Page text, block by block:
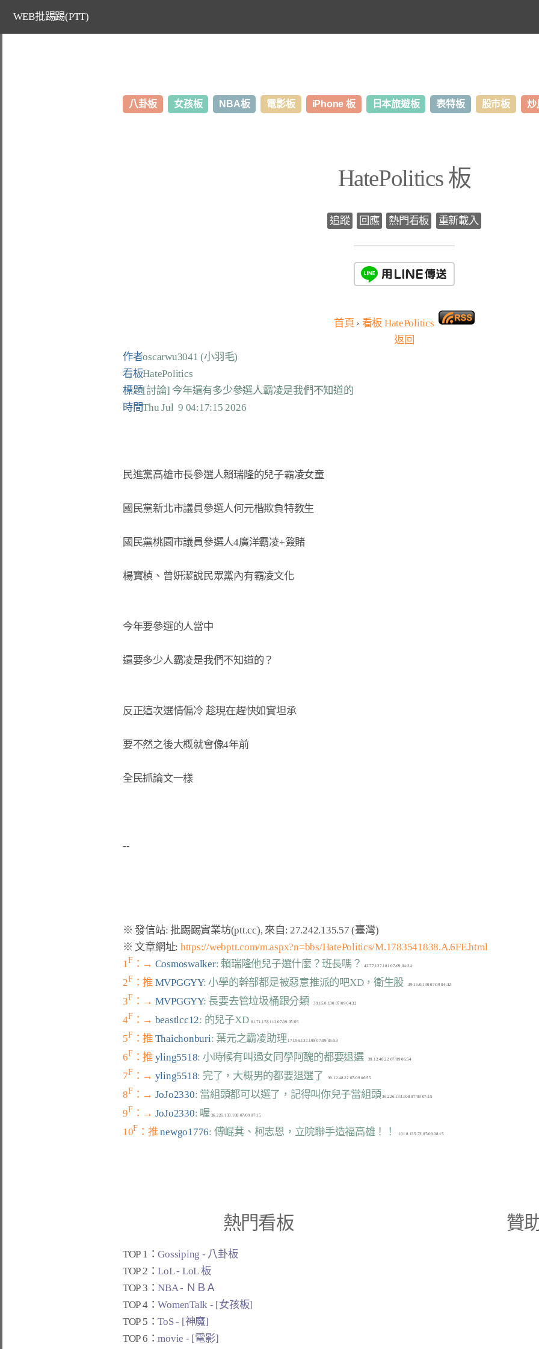
WEB批踢踢(PTT)
八卦板 女孩板 NBA板 電影板 iPhone 板 日本旅遊板 表特板 股市板 炒
HatePolitics 板
追蹤 回應 熱門看板 重新載入
首頁 › 看板 HatePolitics
返回
作者oscarwu3041 (小羽毛)
看板HatePolitics
標題[討論] 今年還有多少參選人霸凌是我們不知道的
時間Thu Jul  9 04:17:15 2026
民進黨高雄市長參選人賴瑞隆的兒子霸凌女童
國民黨新北市議員參選人何元楷欺負特教生
國民黨桃園市議員參選人4廣洋霸凌+簽賭
楊寶楨、曾姸潔說民眾黨內有霸凌文化
今年要參選的人當中
還要多少人霸凌是我們不知道的？
反正這次選情偏冷 趁現在趕快如實坦承
要不然之後大概就會像4年前
全民抓論文一樣
※ 文章網址: https://webptt.com/m.aspx?n=bbs/HatePolitics/M.1783541838.A.6FE.html
1 F ：→ Cosmoswalker: 賴瑞隆他兒子選什麼？班長嗎？
  42.77.127.181 07/09 04:24
2F ：推 MVPGGYY: 小學的幹部都是被惡意推派的吧XD，衛生股
3F ：→ MVPGGYY: 長要去管垃圾桶跟分類
4F ：→ beastlcc12: 的兒子XD
  61.71.178.112 07/09 05:05
5F ：推 Thaichonburi: 葉元之霸凌助理 171.96.137.198 07/09 05:53
6F ：推 yling5518: 小時候有叫過女同學阿醜的都要退選
    39.12.48.22 07/09 06:54
7F ：→ yling5518: 完了，大概男的都要退選了
    39.12.48.22 07/09 06:55
8F ：→ JoJo2330: 當組頭都可以選了，記得叫你兒子當組頭 36.226.133.108 07/09 07:15
9F ：→ JoJo2330: 喔 36.226.133.108 07/09 07:15
10F ：推 newgo1776: 傅崐萁、柯志恩，立院聯手造福高雄！！
   101.8.135.73 07/09 08:15
熱門看板
TOP 1：Gossiping - 八卦板
TOP 2：LoL - LoL 板
TOP 3：NBA - ＮＢＡ
TOP 4：WomenTalk - [女孩板]
TOP 5：ToS - [神魔]
TOP 6：movie - [電影]
贊